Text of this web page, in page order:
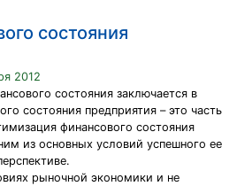
состояния
2012
состояния заключается в
состояния предприятия – это часть
финансового состояния
из основных условий успешного ее
рыночной экономики и не